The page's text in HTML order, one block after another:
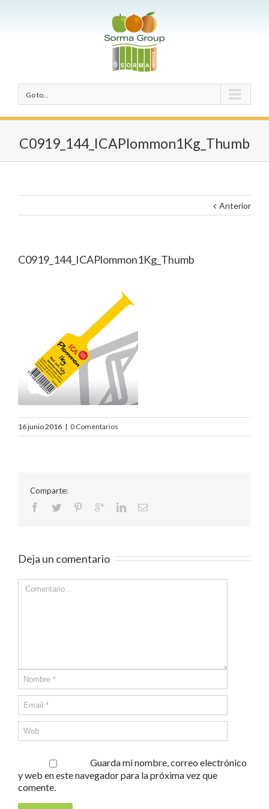
Go to...
C0919_144_ICAPlommon1Kg_Thumb
Anterior
C0919_144_ICAPlommon1Kg_Thumb
16 junio 2016 | 0 Comentarios
Comparte:
Deja un comentario
Guarda mi nombre, correo electrónico
y web en este navegador para la próxima vez que
comente.